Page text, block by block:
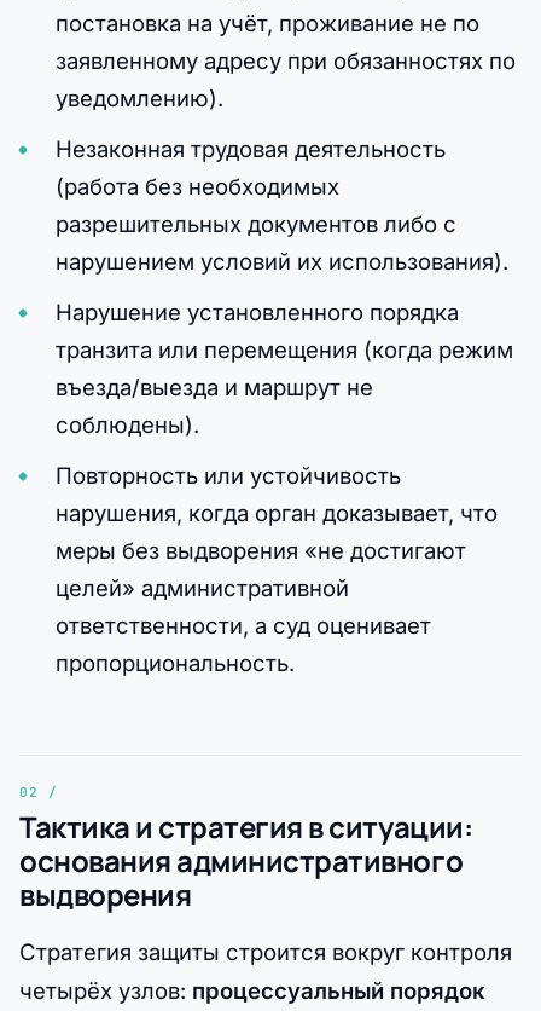
постановка на учёт, проживание не по
заявленному адресу при обязанностях по
уведомлению).
Незаконная трудовая деятельность
(работа без необходимых
разрешительных документов либо с
нарушением условий их использования).
Нарушение установленного порядка
транзита или перемещения (когда режим
въезда/выезда и маршрут не
соблюдены).
Повторность или устойчивость
нарушения, когда орган доказывает, что
меры без выдворения «не достигают
целей» административной
ответственности, а суд оценивает
пропорциональность.
Тактика и стратегия в ситуации:
основания административного
выдворения
Стратегия защиты строится вокруг контроля
четырёх узлов: процессуальный порядок